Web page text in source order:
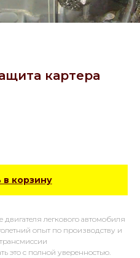
картера
в корзину
двигателя легкового автомобиля
опыт по производству и
это с полной уверенностью.